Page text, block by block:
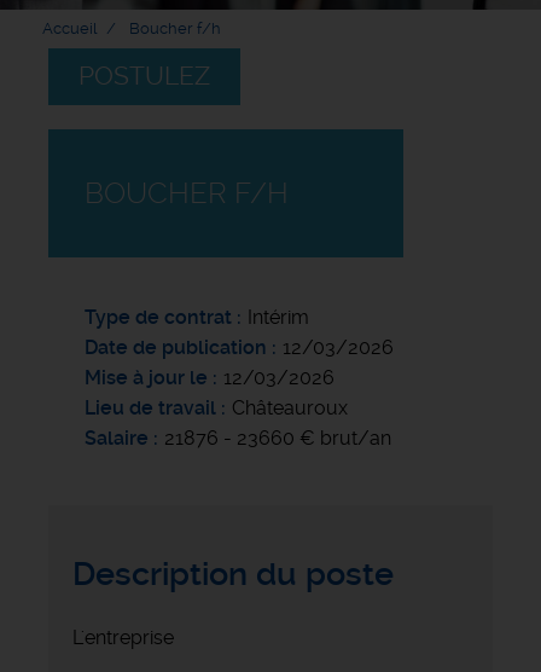
Accueil Boucher f/h
POSTULEZ
BOUCHER F/H
Type de contrat
Intérim
Date de publication
12/03/2026
Mise à jour le
12/03/2026
Lieu de travail
Châteauroux
Salaire
21876 - 23660 € brut/an
Description du poste
L'entreprise